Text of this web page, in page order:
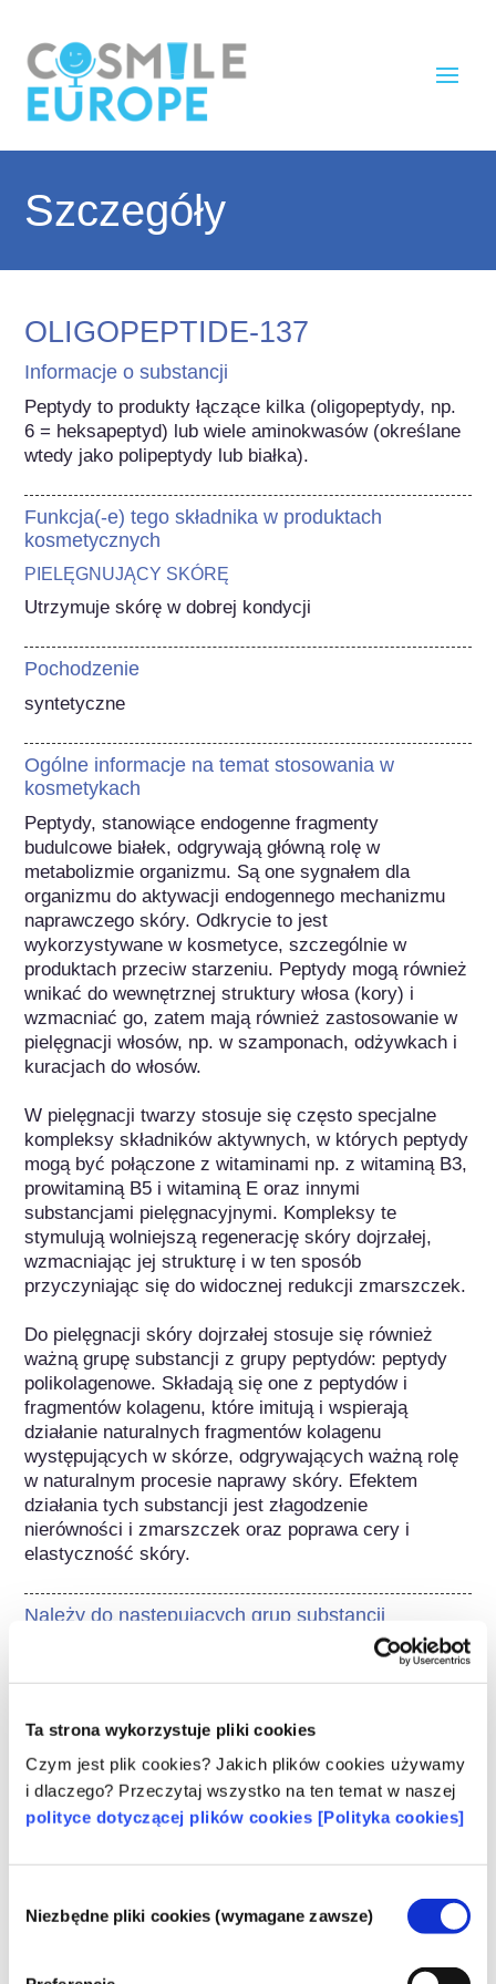
Ta strona wykorzystuje pliki cookies
Czym jest plik cookies? Jakich plików cookies używamy
i dlaczego? Przeczytaj wszystko na ten temat w naszej
polityce dotyczącej plików cookies [Polityka cookies]
zgody
Niezbędne pliki cookies (wymagane zawsze)
Szczegóły
OLIGOPEPTIDE-137
Informacje o substancji
Peptydy to produkty łączące kilka (oligopeptydy, np.
6 = heksapeptyd) lub wiele aminokwasów (określane
wtedy jako polipeptydy lub białka).
Funkcja(-e) tego składnika w produktach
kosmetycznych
PIELĘGNUJĄCY SKÓRĘ
Utrzymuje skórę w dobrej kondycji
Pochodzenie
syntetyczne
Ogólne informacje na temat stosowania w
kosmetykach
Peptydy, stanowiące endogenne fragmenty
budulcowe białek, odgrywają główną rolę w
metabolizmie organizmu. Są one sygnałem dla
organizmu do aktywacji endogennego mechanizmu
naprawczego skóry. Odkrycie to jest
wykorzystywane w kosmetyce, szczególnie w
produktach przeciw starzeniu. Peptydy mogą również
wnikać do wewnętrznej struktury włosa (kory) i
wzmacniać go, zatem mają również zastosowanie w
pielęgnacji włosów, np. w szamponach, odżywkach i
kuracjach do włosów.
W pielęgnacji twarzy stosuje się często specjalne
kompleksy składników aktywnych, w których peptydy
mogą być połączone z witaminami np. z witaminą B3,
prowitaminą B5 i witaminą E oraz innymi
substancjami pielęgnacyjnymi. Kompleksy te
stymulują wolniejszą regenerację skóry dojrzałej,
wzmacniając jej strukturę i w ten sposób
przyczyniając się do widocznej redukcji zmarszczek.
Do pielęgnacji skóry dojrzałej stosuje się również
ważną grupę substancji z grupy peptydów: peptydy
polikolagenowe. Składają się one z peptydów i
fragmentów kolagenu, które imitują i wspierają
działanie naturalnych fragmentów kolagenu
występujących w skórze, odgrywających ważną rolę
w naturalnym procesie naprawy skóry. Efektem
działania tych substancji jest złagodzenie
nierówności i zmarszczek oraz poprawa cery i
elastyczność skóry.
Należy do następujących grup substancji
Składniki kosmetyków podlegają regulacjom
prawnym. Należy pamiętać, że w przypadku
składników kosmetycznych, poza UE mogą
obowiązywać inne przepisy.
Poznaj swoje kosmetyki